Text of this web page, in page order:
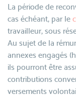
La période de
cas échéant, par le
travailleur, sous
Au sujet de la
annexes engagés
ils pourront être
contributions
versements